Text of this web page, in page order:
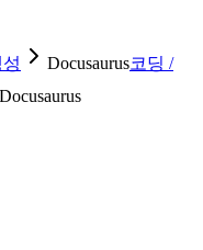
Docusaurus코딩 /
Docusaurus